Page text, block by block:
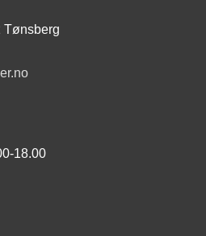
Tønsberg
18.00